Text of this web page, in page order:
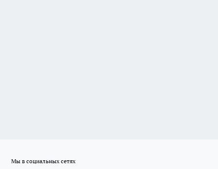
Мы в социальных сетях